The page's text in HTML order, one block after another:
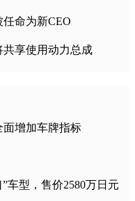
命为新CEO
享使用动力总成
增加车牌指标
车型，售价2580万日元